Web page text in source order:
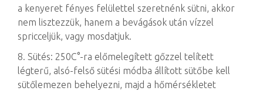
a kenyeret fényes felülettel szeretnénk sütni, akkor
nem lisztezzük, hanem a bevágások után vízzel
spricceljük, vagy mosdatjuk.
8. Sütés: 250C°-ra előmelegített gőzzel telített
légterű, alsó-felső sütési módba állított sütőbe kell
sütőlemezen behelyezni, majd a hőmérsékletet